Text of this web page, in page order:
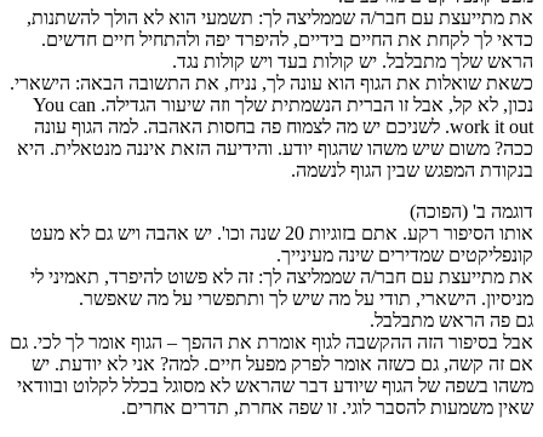
את מתייעצת עם חבר/ה שממליצה לך: תשמעי הוא לא הולך להשתנות,
כדאי לך לקחת את החיים בידיים, להיפרד יפה ולהתחיל חיים חדשים.
הראש שלך מתבלבל. יש קולות בעד ויש קולות נגד.
כשאת שואלות את הגוף הוא עונה לך, נניח, את התשובה הבאה: הישארי.
נכון, לא קל, אבל זו הברית הנשמתית שלך וזה שיעור הגדילה. You can
work it out. לשניכם יש מה לצמוח פה בחסות האהבה. למה הגוף עונה
ככה? משום שיש משהו שהגוף יודע. והידיעה הזאת איננה מנטאלית. היא
בנקודת המפגש שבין הגוף לנשמה.
דוגמה ב' (הפוכה)
אותו הסיפור רקע. אתם בזוגיות 20 שנה וכו'. יש אהבה ויש גם לא מעט
קונפליקטים שמדירים שינה מעינייך.
את מתייעצת עם חבר/ה שממליצה לך: זה לא פשוט להיפרד, תאמיני לי
מניסיון. הישארי, תודי על מה שיש לך ותתפשרי על מה שאפשר.
גם פה הראש מתבלבל.
אבל בסיפור הזה ההקשבה לגוף אומרת את ההפך – הגוף אומר לך לכי. גם
אם זה קשה, גם כשזה אומר לפרק מפעל חיים. למה? אני לא יודעת. יש
משהו בשפה של הגוף שיודע דבר שהראש לא מסוגל בכלל לקלוט ובוודאי
שאין משמעות להסבר לוגי. זו שפה אחרת, תדרים אחרים.